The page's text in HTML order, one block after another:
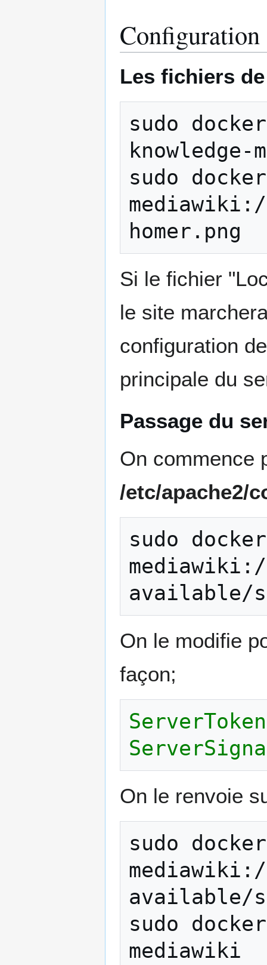
Configuration
Les fichiers
sudo
docker
sudo
docker
Si le fichier
le site
configuration
principale du
Passage du
On commence
/etc/apache2/
sudo
docker
available/
On le modifie
façon;
On le renvoie
sudo
docker
available/
sudo
docker